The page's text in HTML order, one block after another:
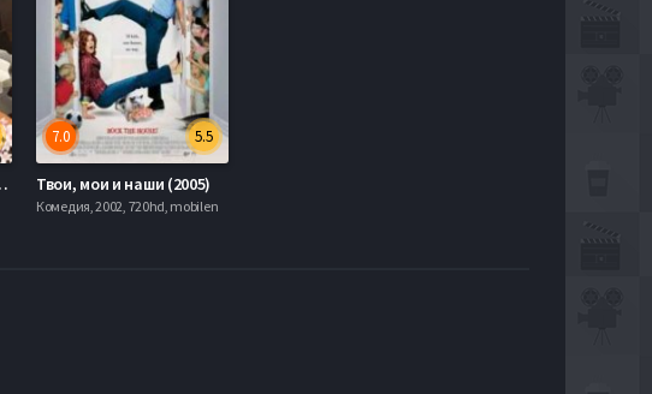
- это твоя ложь (2014)
5.5
7.0
Твои, мои и наши (2005)
Комедия, 2002, 720hd, mobilen